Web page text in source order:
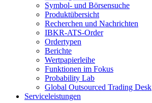
Symbol- und Börsensuche
Produktübersicht
Recherchen und Nachrichten
IBKR-ATS-Order
Ordertypen
Berichte
Wertpapierleihe
Funktionen im Fokus
Probability Lab
Global Outsourced Trading Desk
Serviceleistungen